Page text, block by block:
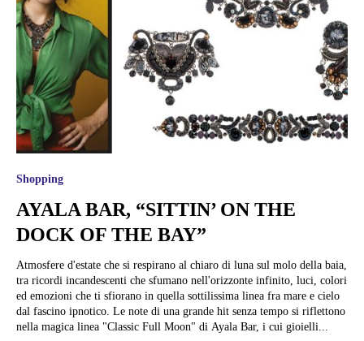
Shopping
AYALA BAR, “SITTIN’ ON THE
DOCK OF THE BAY”
Atmosfere d'estate che si respirano al chiaro di luna sul molo della baia,
tra ricordi incandescenti che sfumano nell'orizzonte infinito, luci, colori
ed emozioni che ti sfiorano in quella sottilissima linea fra mare e cielo
dal fascino ipnotico. Le note di una grande hit senza tempo si riflettono
nella magica linea "Classic Full Moon" di Ayala Bar, i cui gioielli...